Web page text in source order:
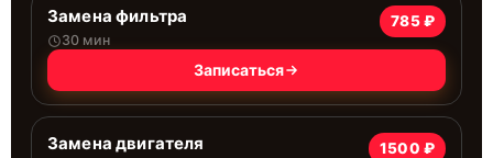
Замена фильтра
30 мин
785 ₽
Записаться
Замена двигателя 1500 ₽